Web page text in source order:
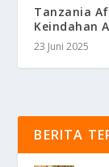
Tanzania
Keindahan
23 Juni 2025
BERITA